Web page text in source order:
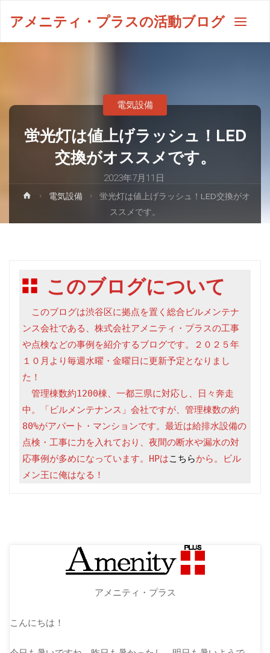
アメニティ・プラスの活動ブログ
蛍光灯は値上げラッシュ！LED
交換がオススメです。
2023年7月11日
電気設備
電気設備
蛍光灯は値上げラッシュ！LED交換がオ
ススメです。
このブログについて
このブログは渋谷区に拠点を置く総合ビルメンテナ
ンス会社である、株式会社アメニティ・プラスの工事
や点検などの事例を紹介するブログです。２０２５年
１０月より毎週水曜・金曜日に更新予定となりまし
た！
管理棟数約1200棟、一都三県に対応し、日々奔走
中。「ビルメンテナンス」会社ですが、管理棟数の約
80%がアパート・マンションです。最近は給排水設備の
点検・工事に力を入れており、夜間の断水や漏水の対
応事例が多めになっています。HPはこちらから。ビル
メン王に俺はなる！
アメニティ・プラス
こんにちは！